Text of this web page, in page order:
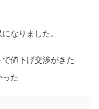
なりました。
値下げ交渉がきた
た